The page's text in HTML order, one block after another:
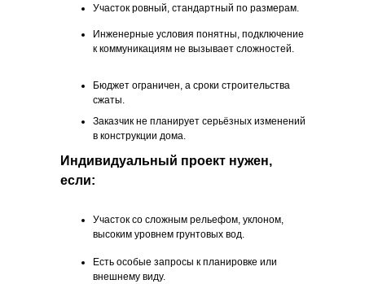
Участок ровный, стандартный по размерам.
Инженерные условия понятны, подключение
к коммуникациям не вызывает сложностей.
Бюджет ограничен, а сроки строительства
сжаты.
Заказчик не планирует серьёзных изменений
в конструкции дома.
Индивидуальный проект нужен,
если:
Участок со сложным рельефом, уклоном,
высоким уровнем грунтовых вод.
Есть особые запросы к планировке или
внешнему виду.
Вами в ближайшее время
ВСЕГДА НА СВЯЗИ,
ЧТОБЫ ВАМ ПОМОЧЬ